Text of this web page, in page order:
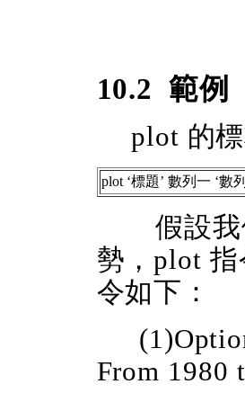
10.2 範例
plot 的
plot ‘標題’ 數列一 ‘數
假設
勢，plot
令如下：
From